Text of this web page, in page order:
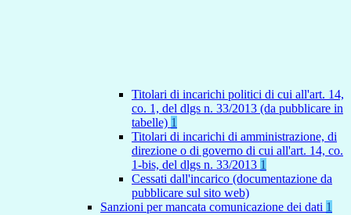
Titolari di incarichi politici di cui all'art. 14,
co. 1, del dlgs n. 33/2013 (da pubblicare in
tabelle) 1
Titolari di incarichi di amministrazione, di
direzione o di governo di cui all'art. 14, co.
1-bis, del dlgs n. 33/2013 1
Cessati dall'incarico (documentazione da
pubblicare sul sito web)
Sanzioni per mancata comunicazione dei dati 1